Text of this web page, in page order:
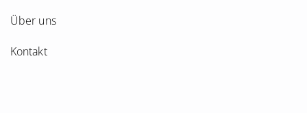
Über uns
Kontakt